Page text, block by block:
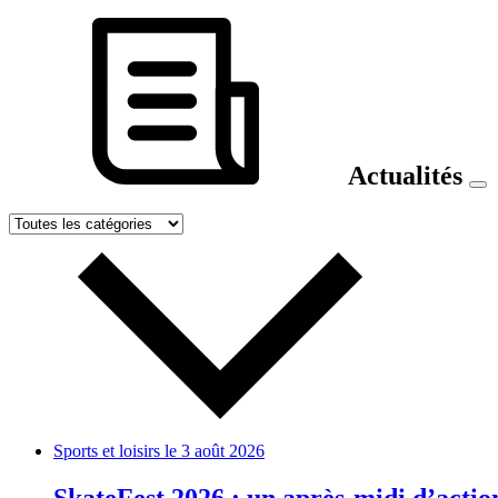
Actualités
Sports et loisirs le 3 août 2026